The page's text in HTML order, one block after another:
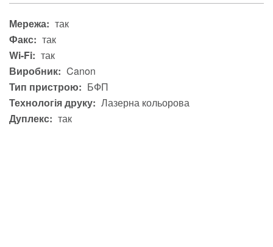
Мережа: так
Факс: так
Wi-Fi: так
Виробник: Canon
Тип пристрою: БФП
Технологія друку: Лазерна кольорова
Дуплекс: так